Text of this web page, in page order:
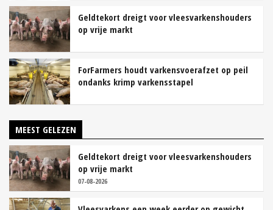
Geldtekort dreigt voor vleesvarkenshouders
op vrije markt
ForFarmers houdt varkensvoerafzet op peil
ondanks krimp varkensstapel
MEEST GELEZEN
Geldtekort dreigt voor vleesvarkenshouders
op vrije markt
07-08-2026